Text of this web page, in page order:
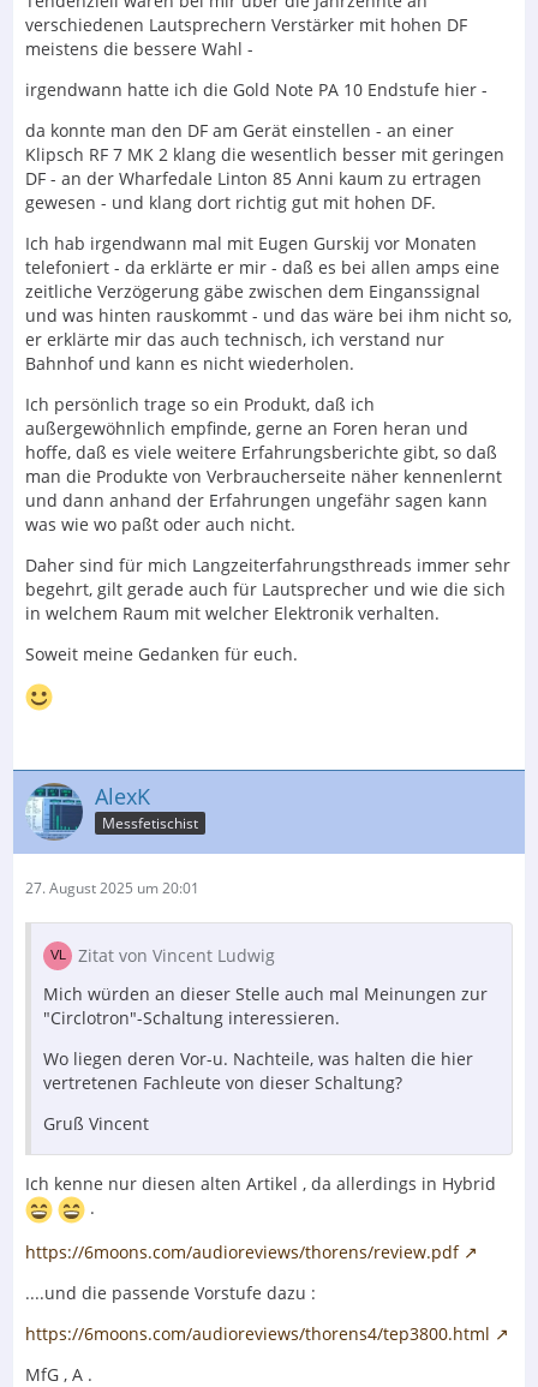
verschiedenen Lautsprechern Verstärker mit hohen DF
meistens die bessere Wahl -
irgendwann hatte ich die Gold Note PA 10 Endstufe hier -
da konnte man den DF am Gerät einstellen - an einer
Klipsch RF 7 MK 2 klang die wesentlich besser mit geringen
DF - an der Wharfedale Linton 85 Anni kaum zu ertragen
gewesen - und klang dort richtig gut mit hohen DF.
Ich hab irgendwann mal mit Eugen Gurskij vor Monaten
telefoniert - da erklärte er mir - daß es bei allen amps eine
zeitliche Verzögerung gäbe zwischen dem Einganssignal
und was hinten rauskommt - und das wäre bei ihm nicht so,
er erklärte mir das auch technisch, ich verstand nur
Bahnhof und kann es nicht wiederholen.
Ich persönlich trage so ein Produkt, daß ich
außergewöhnlich empfinde, gerne an Foren heran und
hoffe, daß es viele weitere Erfahrungsberichte gibt, so daß
man die Produkte von Verbraucherseite näher kennenlernt
und dann anhand der Erfahrungen ungefähr sagen kann
was wie wo paßt oder auch nicht.
Daher sind für mich Langzeiterfahrungsthreads immer sehr
begehrt, gilt gerade auch für Lautsprecher und wie die sich
in welchem Raum mit welcher Elektronik verhalten.
Soweit meine Gedanken für euch.
AlexK
Messfetischist
27. August 2025 um 20:01
Zitat von Vincent Ludwig
Mich würden an dieser Stelle auch mal Meinungen zur
"Circlotron"-Schaltung interessieren.
Wo liegen deren Vor-u. Nachteile, was halten die hier
vertretenen Fachleute von dieser Schaltung?
Gruß Vincent
Ich kenne nur diesen alten Artikel , da allerdings in Hybrid
.
https://6moons.com/audioreviews/thorens/review.pdf
....und die passende Vorstufe dazu :
https://6moons.com/audioreviews/thorens4/tep3800.html
MfG , A .